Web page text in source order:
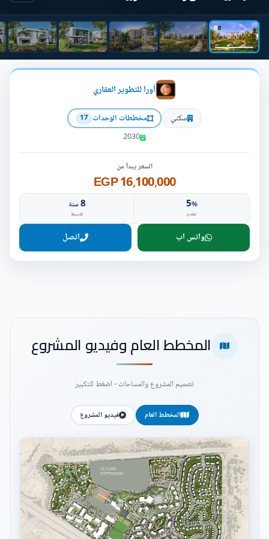
أورا للتطوير العقاري
سكني مخططات الوحدات 17
2030
السعر يبدأ من
16,100,000 EGP
5%
مقدم
8سنة
تقسيط
واتس اب اتصل
المخطط العام وفيديو المشروع
تصميم المشروع والمساحات - اضغط للتكبير
المخطط العام فيديو المشروع